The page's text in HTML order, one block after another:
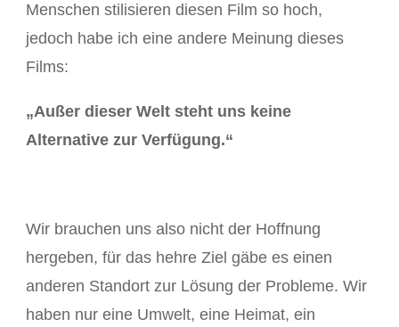
Menschen stilisieren diesen Film so hoch,
jedoch habe ich eine andere Meinung dieses
Films:
„Außer dieser Welt steht uns keine
Alternative zur Verfügung.“
Wir brauchen uns also nicht der Hoffnung
hergeben, für das hehre Ziel gäbe es einen
anderen Standort zur Lösung der Probleme. Wir
haben nur eine Umwelt, eine Heimat, ein